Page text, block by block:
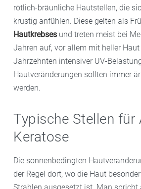
rötlich-bräunliche Hautstellen, die
krustig anfühlen. Diese gelten als
Hautkrebses und treten meist bei
Jahren auf, vor allem mit heller
Jahrzehnten intensiver UV-
Hautveränderungen sollten immer
werden.
Typische Stellen für
Keratose
Die sonnenbedingten
der Regel dort, wo die Haut